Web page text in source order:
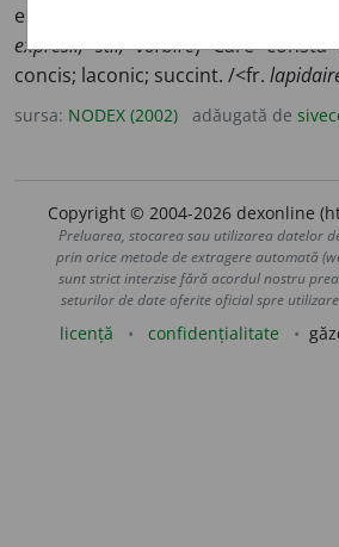
este cioplit în piatră; gravat în
expresii, stil, vorbire) Care constă
concis; laconic; succint. /<fr.
sursa: NODEX (2002) adăugată de
Copyright © 2004-2026 dexonline
Preluarea, stocarea sau utilizarea datelor
prin orice metode de extragere automată
sunt strict interzise fără acordul nostru
seturilor de date oferite oficial spre
licență confidențialitate